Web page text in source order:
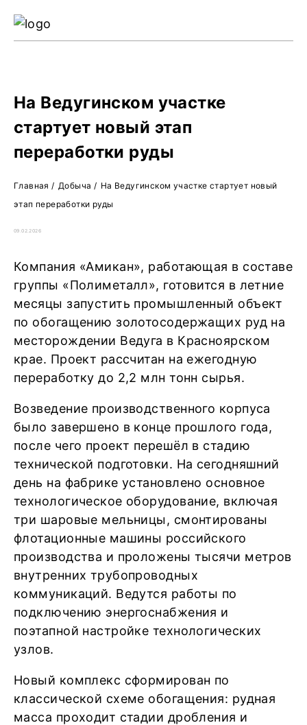
На Ведугинском участке
стартует новый этап
переработки руды
Главная / Добыча / На Ведугинском участке стартует новый
этап переработки руды
09.02.2026
Компания «Амикан», работающая в составе
группы «Полиметалл», готовится в летние
месяцы запустить промышленный объект
по обогащению золотосодержащих руд на
месторождении Ведуга в Красноярском
крае. Проект рассчитан на ежегодную
переработку до 2,2 млн тонн сырья.
Возведение производственного корпуса
было завершено в конце прошлого года,
после чего проект перешёл в стадию
технической подготовки. На сегодняшний
день на фабрике установлено основное
технологическое оборудование, включая
три шаровые мельницы, смонтированы
флотационные машины российского
производства и проложены тысячи метров
внутренних трубопроводных
коммуникаций. Ведутся работы по
подключению энергоснабжения и
поэтапной настройке технологических
узлов.
Новый комплекс сформирован по
классической схеме обогащения: рудная
масса проходит стадии дробления и